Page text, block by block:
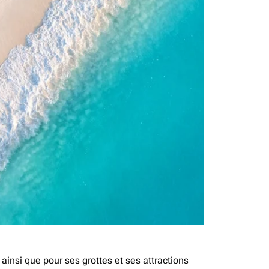
que pour ses grottes et ses attractions